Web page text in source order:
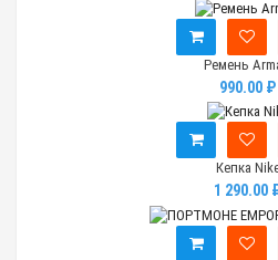
Ремень
990.00 ₽
Кепка
1 290.00